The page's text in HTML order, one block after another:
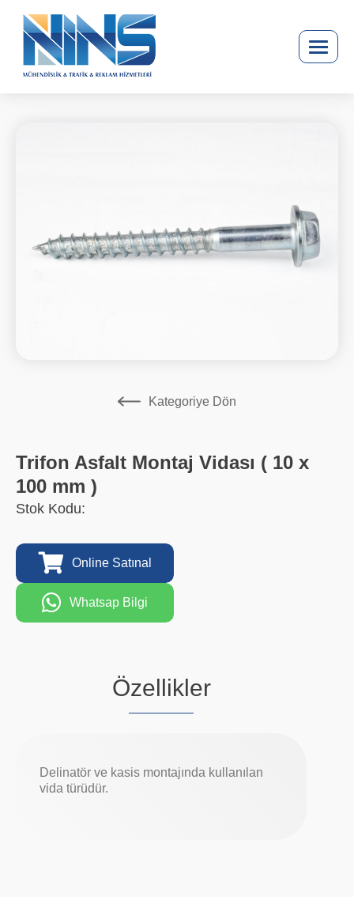
Kategoriye Dön
Trifon Asfalt Montaj Vidası ( 10 x
100 mm )
Stok Kodu:
Online Satınal
Whatsap Bilgi
Özellikler
Delinatör ve kasis montajında kullanılan
vida türüdür.